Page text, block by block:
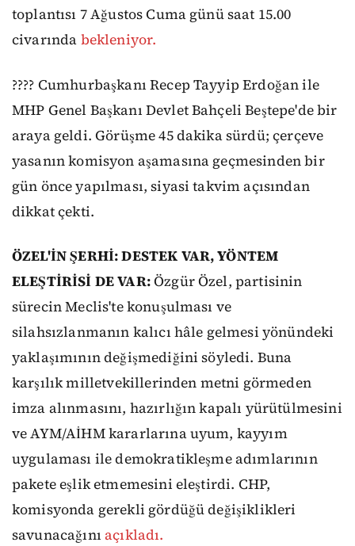
toplantısı 7 Ağustos Cuma günü saat 15.00
civarında bekleniyor.
???? Cumhurbaşkanı Recep Tayyip Erdoğan ile
MHP Genel Başkanı Devlet Bahçeli Beştepe'de bir
araya geldi. Görüşme 45 dakika sürdü; çerçeve
yasanın komisyon aşamasına geçmesinden bir
gün önce yapılması, siyasi takvim açısından
dikkat çekti.
ÖZEL'İN ŞERHİ: DESTEK VAR, YÖNTEM
ELEŞTİRİSİ DE VAR:Özgür Özel, partisinin
sürecin Meclis'te konuşulması ve
silahsızlanmanın kalıcı hâle gelmesi yönündeki
yaklaşımının değişmediğini söyledi. Buna
karşılık milletvekillerinden metni görmeden
imza alınmasını, hazırlığın kapalı yürütülmesini
ve AYM/AİHM kararlarına uyum, kayyım
uygulaması ile demokratikleşme adımlarının
pakete eşlik etmemesini eleştirdi. CHP,
komisyonda gerekli gördüğü değişiklikleri
savunacağını açıkladı.